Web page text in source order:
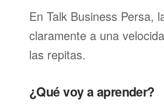
En Talk Business Persa,
claramente a una
las repitas.
¿Qué voy a aprender?